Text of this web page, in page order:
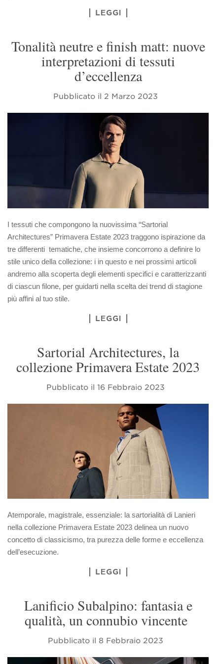
LEGGI
Tonalità neutre e finish matt: nuove
interpretazioni di tessuti
d’eccellenza
Pubblicato il 2 Marzo 2023
I tessuti che compongono la nuovissima “Sartorial
Architectures” Primavera Estate 2023 traggono ispirazione da
tre differenti tematiche, che insieme concorrono a definire lo
stile unico della collezione: i in questo e nei prossimi articoli
andremo alla scoperta degli elementi specifici e caratterizzanti
di ciascun filone, per guidarti nella scelta dei trend di stagione
più affini al tuo stile.
LEGGI
Sartorial Architectures, la
collezione Primavera Estate 2023
Pubblicato il 16 Febbraio 2023
Atemporale, magistrale, essenziale: la sartorialità di Lanieri
nella collezione Primavera Estate 2023 delinea un nuovo
concetto di classicismo, tra purezza delle forme e eccellenza
dell’esecuzione.
LEGGI
Lanificio Subalpino: fantasia e
qualità, un connubio vincente
Pubblicato il 8 Febbraio 2023